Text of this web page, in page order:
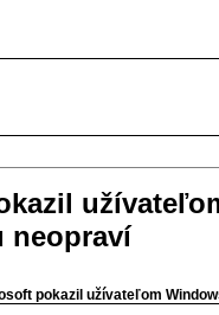
neopraví
pokazil užívateľom